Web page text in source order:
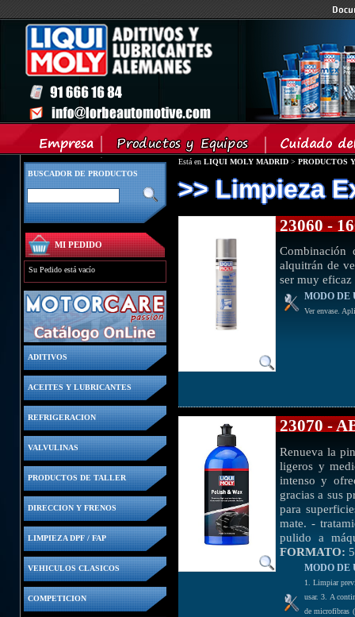
BUSCADOR DE PRODUCTOS
MI PEDIDO
Su Pedido está vacío
ADITIVOS
ACEITES Y LUBRICANTES
REFRIGERACION
VALVULINAS
PRODUCTOS DE TALLER
DIRECCION Y FRENOS
LIMPIEZA DPF / FAP
VEHICULOS CLASICOS
COMPETICION
Está en LIQUI MOLY MADRID > PRODUCTOS
>> Limpieza
23060 -
Combinación
alquitrán de
ser muy
MODO DE
Ver envase.
23070 -
Renueva la
ligeros y
intenso y
gracias a sus
para
mate. -
pulido a
FORMATO:
MODO DE
1. Limpiar
usar. 3. A
de microfibras